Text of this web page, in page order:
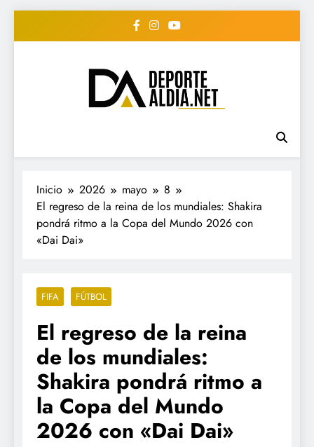
• DEPORTE AL DIA •
"Periodico Deportivo
Digital"
#deportealdiard #deportealdiaperiodico
Inicio 2026 mayo
8
El regreso de la reina de los mundiales: Shakira
pondrá ritmo a la Copa del Mundo 2026 con
«Dai Dai»
FIFA FÚTBOL
El regreso de la reina
de los mundiales:
Shakira pondrá ritmo a
la Copa del Mundo
2026 con «Dai Dai»